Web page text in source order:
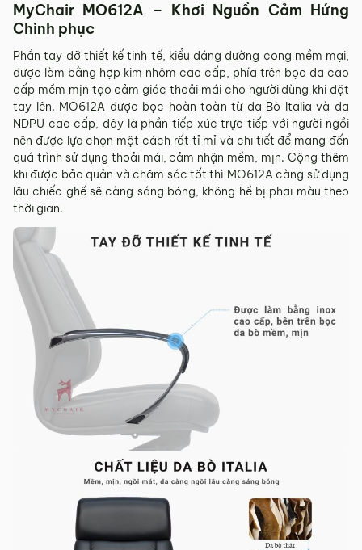
MyChair MO612A – Khơi Nguồn Cảm Hứng
Chinh phục
Phần tay đỡ thiết kế tinh tế, kiểu dáng đường cong mềm mại,
được làm bằng hợp kim nhôm cao cấp, phía trên bọc da cao
cấp mềm mịn tạo cảm giác thoải mái cho người dùng khi đặt
tay lên. MO612A được bọc hoàn toàn từ da Bò Italia và da
NDPU cao cấp, đây là phần tiếp xúc trực tiếp với người ngồi
nên được lựa chọn một cách rất tỉ mỉ và chi tiết để mang đến
quá trình sử dụng thoải mái, cảm nhận mềm, mịn. Cộng thêm
khi được bảo quản và chăm sóc tốt thì MO612A càng sử dụng
lâu chiếc ghế sẽ càng sáng bóng, không hề bị phai màu theo
thời gian.